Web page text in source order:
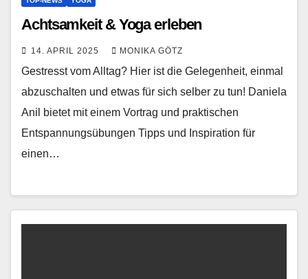
Achtsamkeit & Yoga erleben
14. APRIL 2025 MONIKA GÖTZ
Gestresst vom Alltag? Hier ist die Gelegenheit, einmal
abzuschalten und etwas für sich selber zu tun! Daniela
Anil bietet mit einem Vortrag und praktischen
Entspannungsübungen Tipps und Inspiration für
einen…